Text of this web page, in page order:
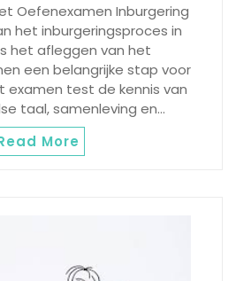
Oefenexamen Inburgering
het inburgeringsproces in
het afleggen van het
een belangrijke stap voor
examen test de kennis van
taal, samenleving en…
More